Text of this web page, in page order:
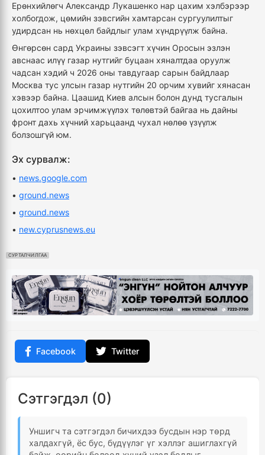
Ерөнхийлөгч Александр Лукашенко нар цахим хэлбэрээр
холбогдож, цөмийн зэвсгийн хамтарсан сургуулилтыг
удирдсан нь нөхцөл байдлыг улам хүндрүүлж байна.
Өнгөрсөн сард Украины зэвсэгт хүчин Оросын эзлэн
авснаас илүү газар нутгийг буцаан хяналтдаа оруулж
чадсан хэдий ч 2026 оны тавдугаар сарын байдлаар
Москва тус улсын газар нутгийн 20 орчим хувийг хянасан
хэвээр байна. Цаашид Киев алсын болон дунд тусгалын
цохилтоо улам эрчимжүүлэх төлөвтэй байгаа нь дайны
фронт дахь хүчний харьцаанд чухал нөлөө үзүүлж
болзошгүй юм.
Эх сурвалж:
• news.google.com
• ground.news
• ground.news
• new.cyprusnews.eu
СУРТАЛЧИЛГАА
Facebook Twitter
Сэтгэгдэл (0)
Уншигч та сэтгэгдэл бичихдээ бусдын нэр төрд
халдахгүй, ёс бус, бүдүүлэг үг хэллэг ашиглахгүй